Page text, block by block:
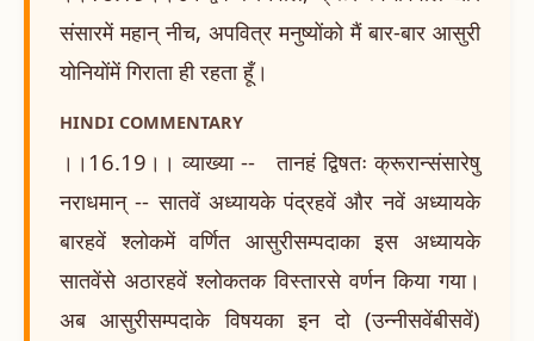
संसारमें महान् नीच, अपवित्र मनुष्योंको मैं बार-बार आसुरी
योनियोंमें गिराता ही रहता हूँ।
HINDI COMMENTARY
।।16.19।। व्याख्या -- तानहं द्विषतः क्रूरान्संसारेषु
नराधमान् -- सातवें अध्यायके पंद्रहवें और नवें अध्यायके
बारहवें श्लोकमें वर्णित आसुरीसम्पदाका इस अध्यायके
सातवेंसे अठारहवें श्लोकतक विस्तारसे वर्णन किया गया।
अब आसुरीसम्पदाके विषयका इन दो (उन्नीसवेंबीसवें)